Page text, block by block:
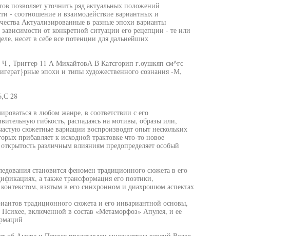
позволяет уточнить ряд актуальных положений
- соотношение и взаимодействие вариантных и
Актуализированные в разные эпохи варианты
от конкретной ситуации его рецепции - те или
несет в себе все потенции для дальнейших
Триггер 11 А МихайтовА В Катсгорип г.оушкяп см^гс
эпохи и типы художественного сознания -М,
28
в любом жанре, в соответствии с его
гибкость, распадаясь на мотивы, образы или,
сюжетные вариации воспроизводят опыт нескольких
прибавляет к исходной трактовке что-то новое
различным влияниям предопределяет особый
становится феномен традиционного сюжета в его
а также трансформация его поэтики,
взятым в его синхронном и диахрошюм аспектах
традиционного сюжета и его инвариантной основы,
включенной в состав «Метаморфоз» Апулея, и ее